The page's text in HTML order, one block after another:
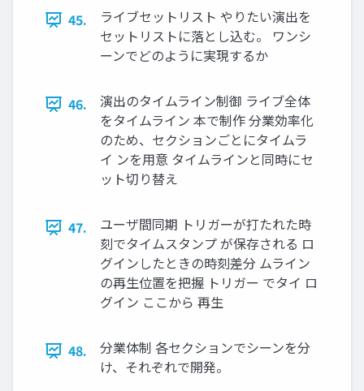
45.
ライブセットリスト やりたい演出を
セットリストに落とし込む。 ワンシ
ーンでどのように実現するか
46.
演出のタイムライン制御 ライブ全体
をタイムライン 本で制作 分業効率化
のため、セクションごとにタイムラ
イ ンを用意 タイムラインと同時にセ
ット切り替え
47.
ユーザ間同期 トリガーが打たれた時
刻でタイムスタンプ が保存される ロ
グインしたときの時刻差分 ムライン
の再生位置を把握 トリガー でタイ ロ
グイン ここから 再生
48.
分業体制 各セクションでシーンを分
け、それぞれで開発。